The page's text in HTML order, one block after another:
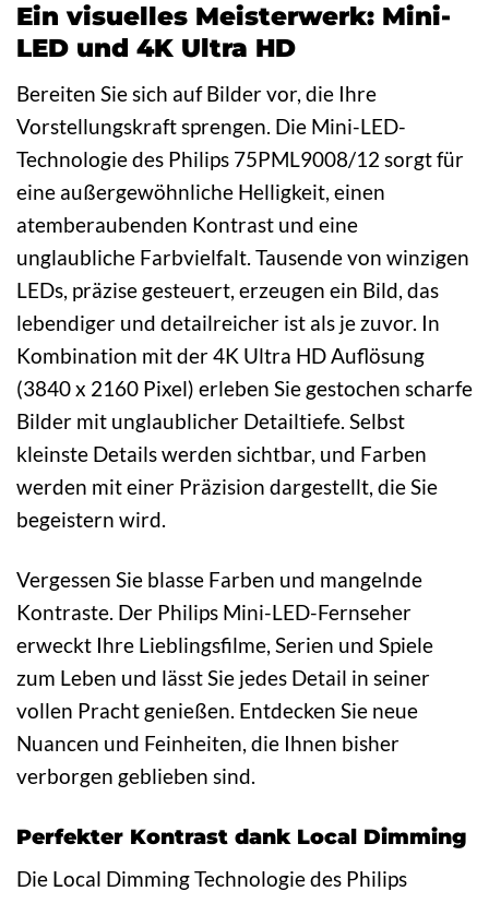
Ein visuelles Meisterwerk: Mini-
LED und 4K Ultra HD
Bereiten Sie sich auf Bilder vor, die Ihre
Vorstellungskraft sprengen. Die Mini-LED-
Technologie des Philips 75PML9008/12 sorgt für
eine außergewöhnliche Helligkeit, einen
atemberaubenden Kontrast und eine
unglaubliche Farbvielfalt. Tausende von winzigen
LEDs, präzise gesteuert, erzeugen ein Bild, das
lebendiger und detailreicher ist als je zuvor. In
Kombination mit der 4K Ultra HD Auflösung
(3840 x 2160 Pixel) erleben Sie gestochen scharfe
Bilder mit unglaublicher Detailtiefe. Selbst
kleinste Details werden sichtbar, und Farben
werden mit einer Präzision dargestellt, die Sie
begeistern wird.
Vergessen Sie blasse Farben und mangelnde
Kontraste. Der Philips Mini-LED-Fernseher
erweckt Ihre Lieblingsfilme, Serien und Spiele
zum Leben und lässt Sie jedes Detail in seiner
vollen Pracht genießen. Entdecken Sie neue
Nuancen und Feinheiten, die Ihnen bisher
verborgen geblieben sind.
Perfekter Kontrast dank Local Dimming
Die Local Dimming Technologie des Philips